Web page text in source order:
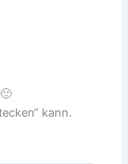
kann.